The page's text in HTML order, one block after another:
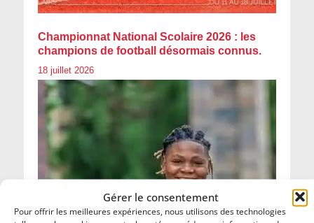
Gérer le consentement
Pour offrir les meilleures expériences, nous utilisons des technologies
Championnat National Scolaire 2026 : les
champions de football désormais connus.
18 juillet 2026